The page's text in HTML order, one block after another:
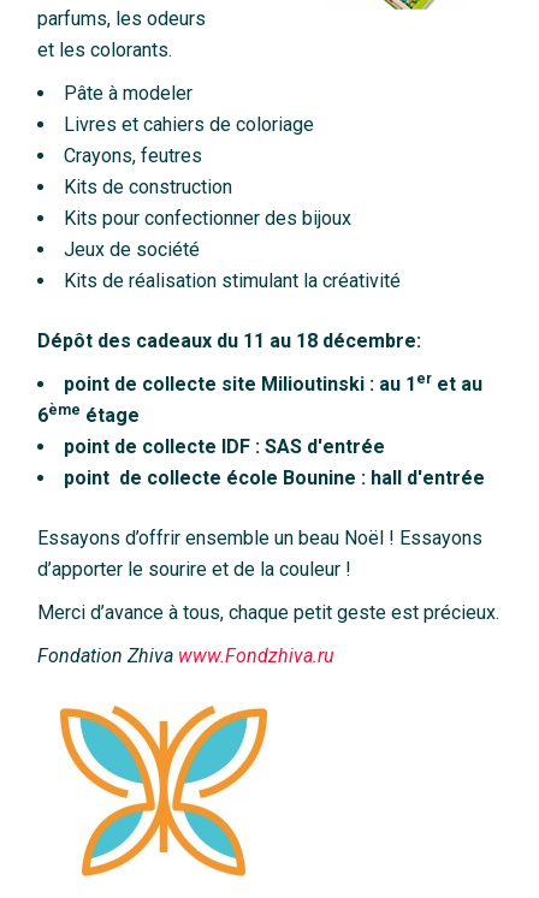
parfums, les odeurs
et les colorants.
Pâte à modeler
Livres et cahiers de coloriage
Crayons, feutres
Kits de construction
Kits pour confectionner des bijoux
Jeux de société
Kits de réalisation stimulant la créativité
Dépôt des cadeaux du 11 au 18 décembre:
point de collecte site Milioutinski : au 1 er et au
6ème étage
point de collecte IDF : SAS d'entrée
point de collecte école Bounine : hall d'entrée
Essayons d’offrir ensemble un beau Noël ! Essayons
d’apporter le sourire et de la couleur !
Merci d’avance à tous, chaque petit geste est précieux.
Fondation Zhiva www.Fondzhiva.ru